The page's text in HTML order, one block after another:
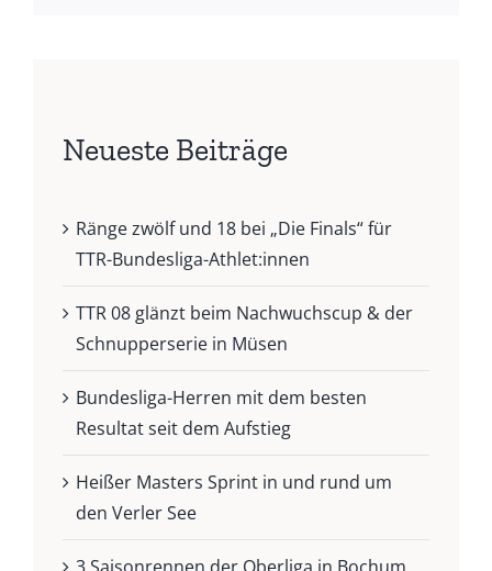
Neueste Beiträge
Ränge zwölf und 18 bei „Die Finals“ für
TTR-Bundesliga-Athlet:innen
TTR 08 glänzt beim Nachwuchscup & der
Schnupperserie in Müsen
Bundesliga-Herren mit dem besten
Resultat seit dem Aufstieg
Heißer Masters Sprint in und rund um
den Verler See
3 Saisonrennen der Oberliga in Bochum